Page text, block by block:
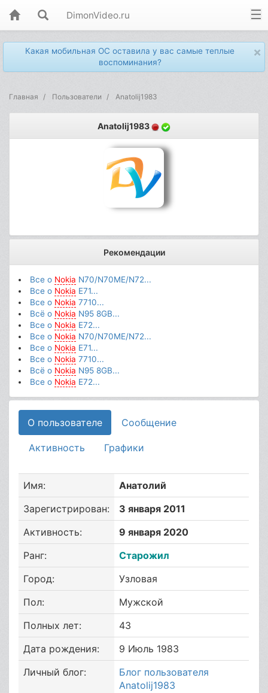
DimonVideo.ru
×
Какая мобильная ОС оставила у вас самые теплые
воспоминания?
Главная Пользователи Anatolij1983
Anatolij1983
Рекомендации
Все о Nokia N70/N70ME/N72...
Все о Nokia E71...
Все о Nokia 7710...
Всё о Nokia N95 8GB...
Все о Nokia E72...
Все о Nokia N70/N70ME/N72...
Все о Nokia E71...
Все о Nokia 7710...
Всё о Nokia N95 8GB...
Все о Nokia E72...
О пользователе Сообщение
Активность Графики
Имя:
Анатолий
Зарегистрирован:
3 января 2011
Активность:
9 января 2020
Ранг:
Старожил
Город:
Узловая
Пол:
Мужской
Полных лет:
43
Дата рождения:
9 Июль 1983
Личный блог:
Блог пользователя
Anatolij1983